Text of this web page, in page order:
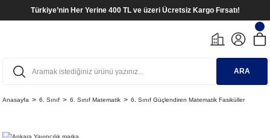
Türkiye’nin Her Yerine 400 TL ve üzeri Ücretsiz Kargo Fırsatı!
ARA
Anasayfa 6. Sınıf 6. Sınıf Matematik 6. Sınıf Güçlendiren Matematik Fasiküller